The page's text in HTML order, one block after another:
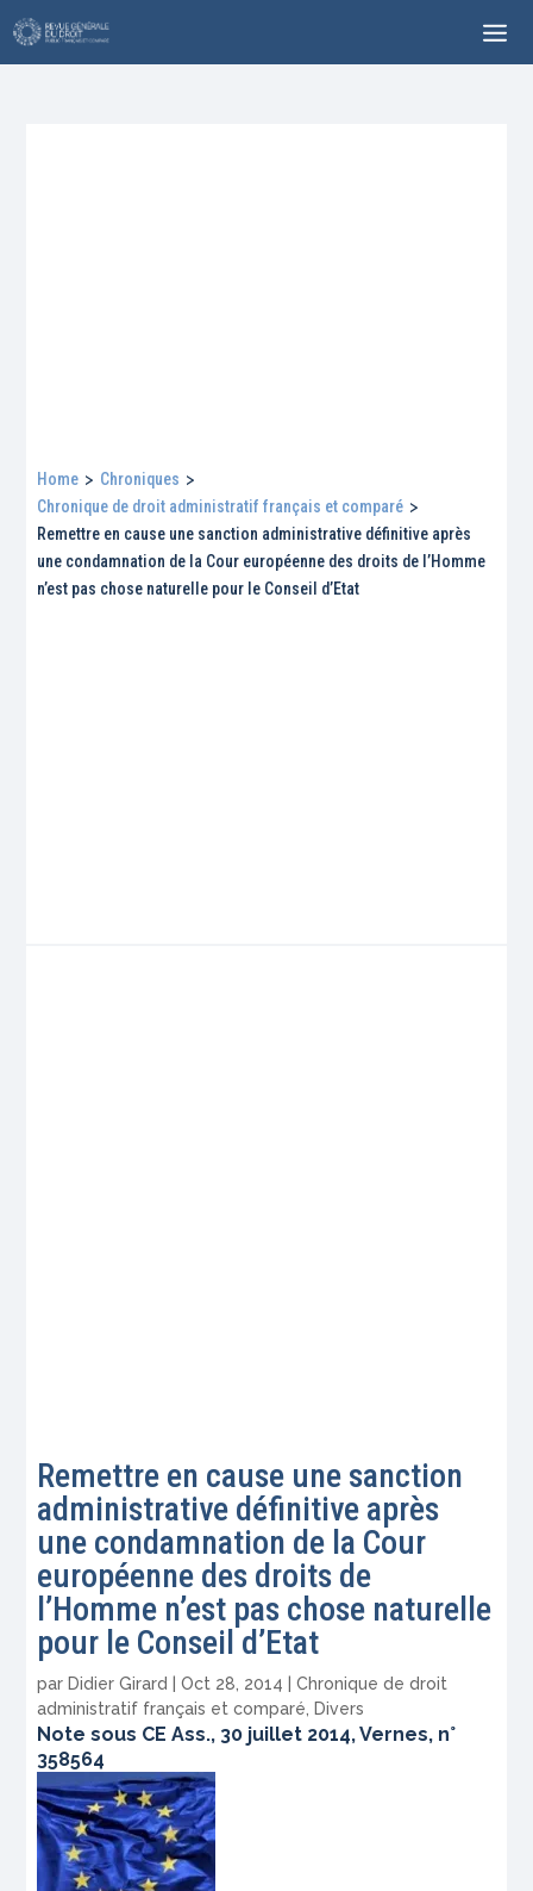
Home > Chroniques >
Chronique de droit administratif français et comparé >
Remettre en cause une sanction administrative définitive après
une condamnation de la Cour européenne des droits de l’Homme
n’est pas chose naturelle pour le Conseil d’Etat
Remettre en cause une sanction
administrative définitive après
une condamnation de la Cour
européenne des droits de
l’Homme n’est pas chose naturelle
pour le Conseil d’Etat
parDidier Girard |Oct 28, 2014 |Chronique de droit
administratif français et comparé ,Divers
Note sous CE Ass., 30 juillet 2014, Vernes, n°
358564